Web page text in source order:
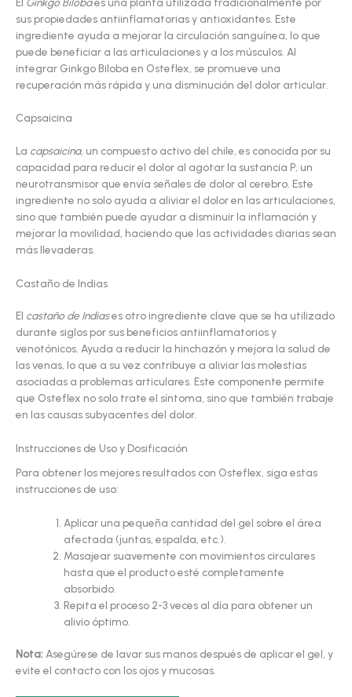
sus propiedades antiinflamatorias y antioxidantes. Este
ingrediente ayuda a mejorar la circulación sanguínea, lo que
puede beneficiar a las articulaciones y a los músculos. Al
integrar Ginkgo Biloba en Osteflex, se promueve una
recuperación más rápida y una disminución del dolor articular.
Capsaicina
La capsaicina, un compuesto activo del chile, es conocida por su
capacidad para reducir el dolor al agotar la sustancia P, un
neurotransmisor que envía señales de dolor al cerebro. Este
ingrediente no solo ayuda a aliviar el dolor en las articulaciones,
sino que también puede ayudar a disminuir la inflamación y
mejorar la movilidad, haciendo que las actividades diarias sean
más llevaderas.
Castaño de Indias
El castaño de Indiases otro ingrediente clave que se ha utilizado
durante siglos por sus beneficios antiinflamatorios y
venotónicos. Ayuda a reducir la hinchazón y mejora la salud de
las venas, lo que a su vez contribuye a aliviar las molestias
asociadas a problemas articulares. Este componente permite
que Osteflex no solo trate el síntoma, sino que también trabaje
en las causas subyacentes del dolor.
Instrucciones de Uso y Dosificación
Para obtener los mejores resultados con Osteflex, siga estas
instrucciones de uso:
Aplicar una pequeña cantidad del gel sobre el área
afectada (juntas, espalda, etc.).
Masajear suavemente con movimientos circulares
hasta que el producto esté completamente
absorbido.
Repita el proceso 2-3 veces al día para obtener un
alivio óptimo.
Nota: Asegúrese de lavar sus manos después de aplicar el gel, y
evite el contacto con los ojos y mucosas.